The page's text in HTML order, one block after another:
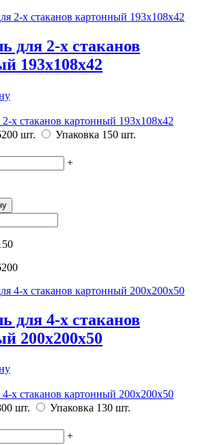
для 2-х стаканов
193х108х42
х стаканов картонный 193х108х42
шт.
Упаковка 150 шт.
+
для 4-х стаканов
200х200х50
х стаканов картонный 200х200х50
шт.
Упаковка 130 шт.
+